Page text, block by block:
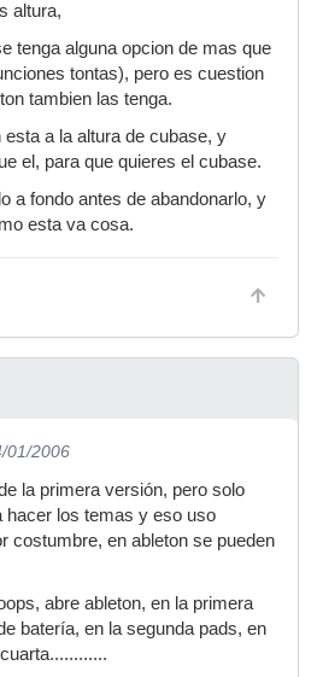
altura,
tenga alguna opcion de mas que
tontas), pero es cuestion
tambien las tenga.
esta a la altura de cubase, y
el, para que quieres el cubase.
a fondo antes de abandonarlo, y
esta va cosa.
01/2006
la primera versión, pero solo
hacer los temas y eso uso
costumbre, en ableton se pueden
abre ableton, en la primera
batería, en la segunda pads, en